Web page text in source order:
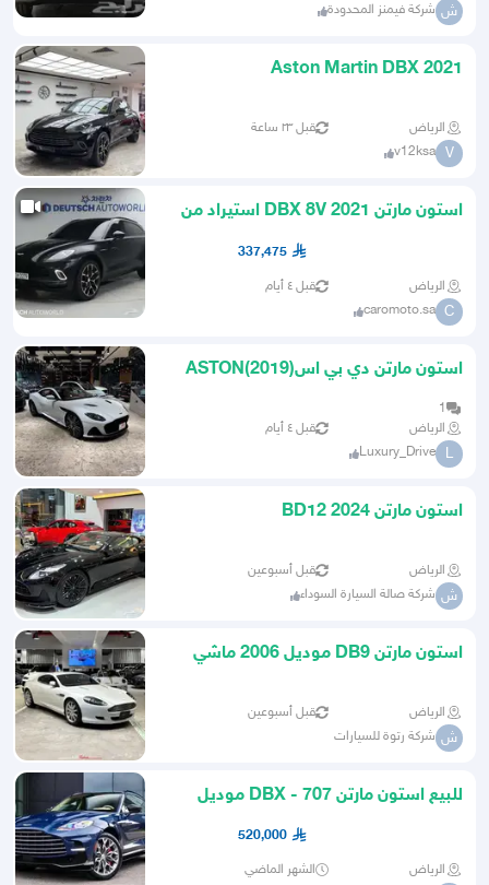
ش شركة فيمنز المحدودة
Aston Martin DBX 2021
الرياض قبل ٢٣ ساعة
V
v12ksa
استون مارتن DBX 8V 2021 استيراد من
337,475
الرياض قبل ٤ أيام
C
caromoto.sa
استون مارتن دي بي اس(2019)ASTON
1
الرياض
قبل ٤ أيام
L
Luxury_Drive
استون مارتن BD12 2024
الرياض قبل أسبوعين
ش شركة صالة السيارة السوداء
استون مارتن DB9 موديل 2006 ماشي
الرياض قبل أسبوعين
ش شركة رتوة للسيارات
للبيع استون مارتن DBX - 707 موديل
520,000
الرياض الشهر الماضي